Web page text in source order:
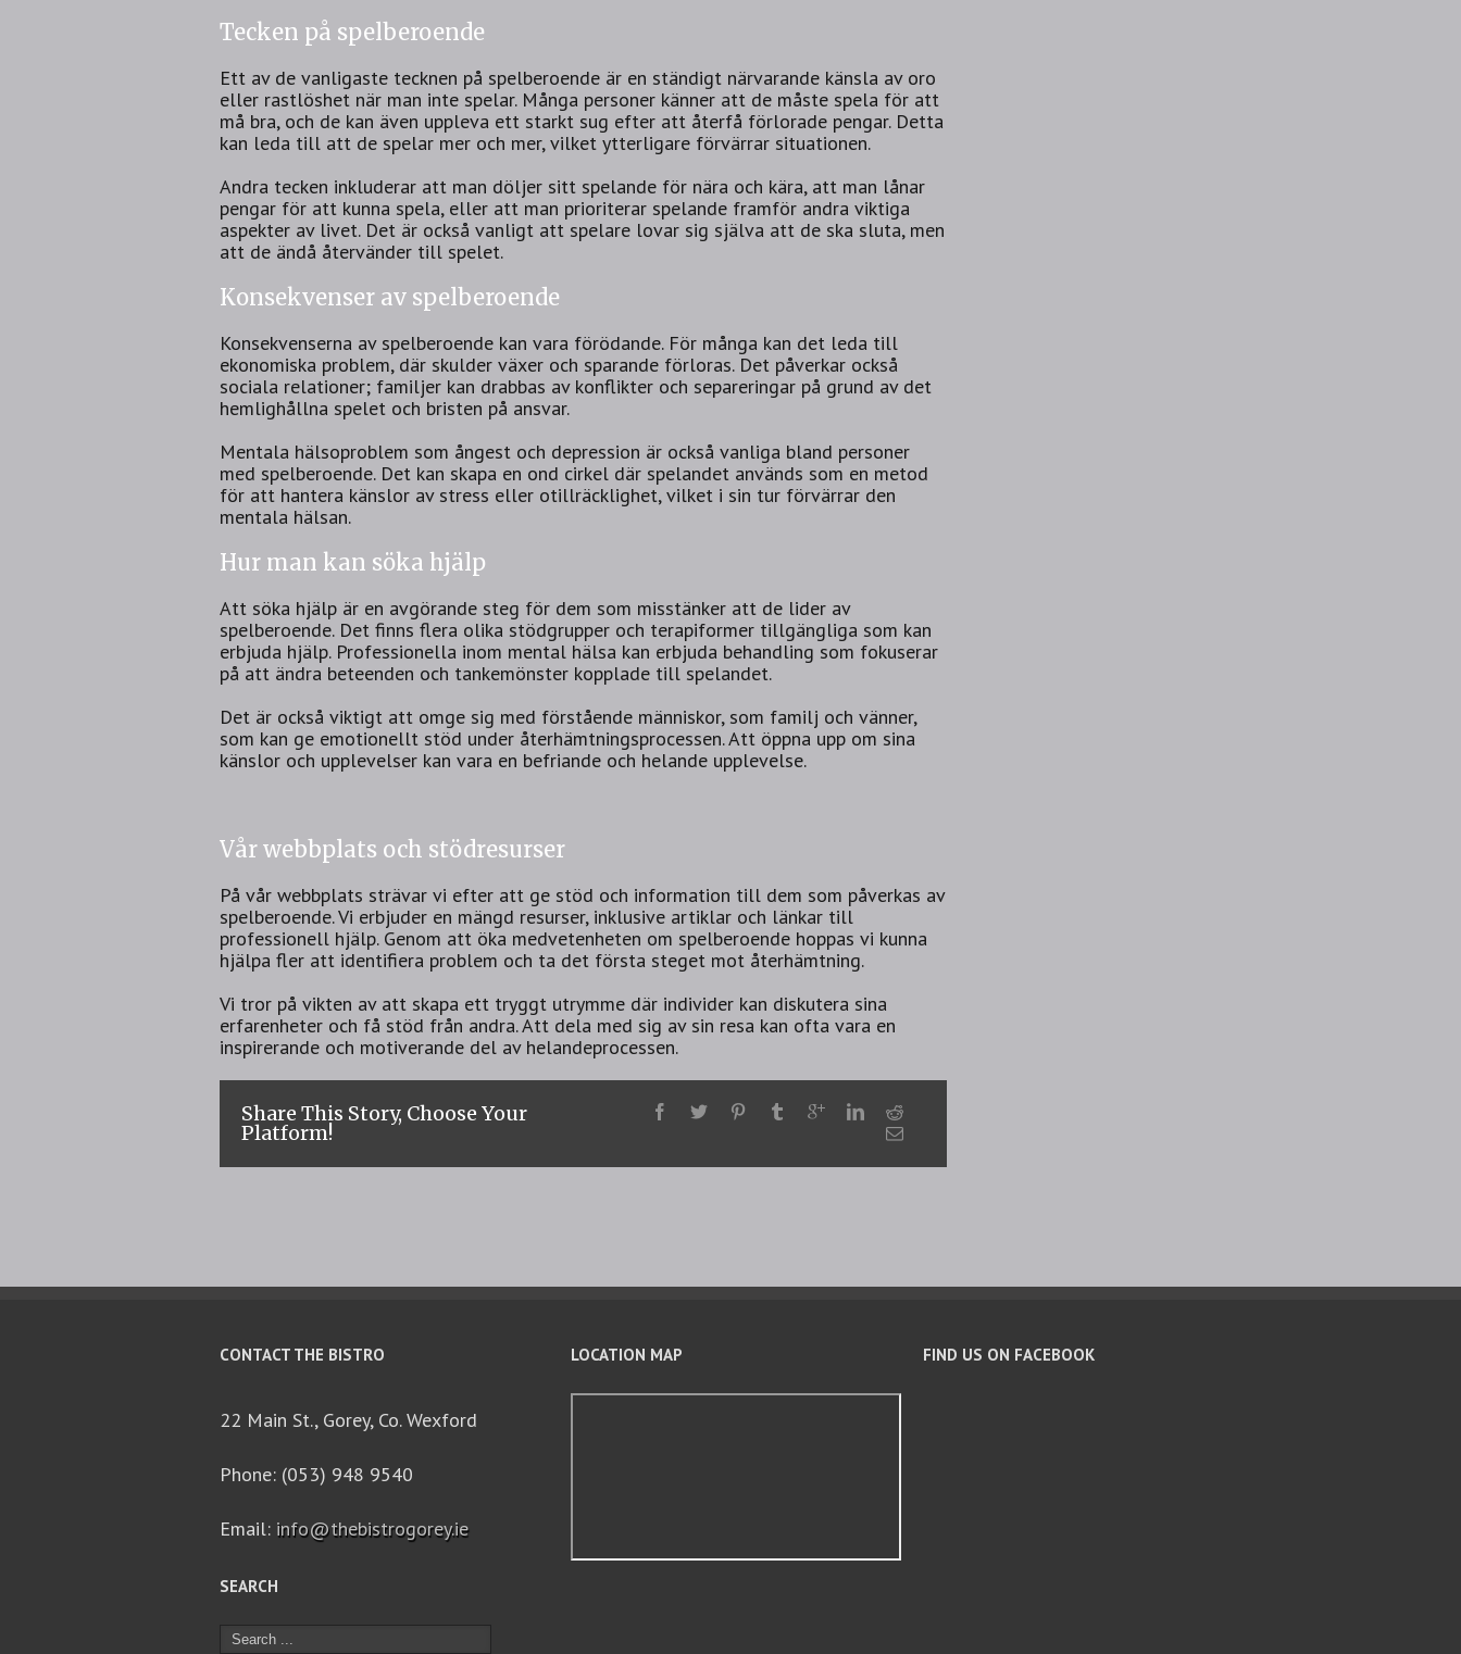
Tecken på spelberoende
Ett av de vanligaste tecknen på spelberoende är en ständigt närvarande känsla av oro
eller rastlöshet när man inte spelar. Många personer känner att de måste spela för att
må bra, och de kan även uppleva ett starkt sug efter att återfå förlorade pengar. Detta
kan leda till att de spelar mer och mer, vilket ytterligare förvärrar situationen.
Andra tecken inkluderar att man döljer sitt spelande för nära och kära, att man lånar
pengar för att kunna spela, eller att man prioriterar spelande framför andra viktiga
aspekter av livet. Det är också vanligt att spelare lovar sig själva att de ska sluta, men
att de ändå återvänder till spelet.
Konsekvenser av spelberoende
Konsekvenserna av spelberoende kan vara förödande. För många kan det leda till
ekonomiska problem, där skulder växer och sparande förloras. Det påverkar också
sociala relationer; familjer kan drabbas av konflikter och separeringar på grund av det
hemlighållna spelet och bristen på ansvar.
Mentala hälsoproblem som ångest och depression är också vanliga bland personer
med spelberoende. Det kan skapa en ond cirkel där spelandet används som en metod
för att hantera känslor av stress eller otillräcklighet, vilket i sin tur förvärrar den
mentala hälsan.
Hur man kan söka hjälp
Att söka hjälp är en avgörande steg för dem som misstänker att de lider av
spelberoende. Det finns flera olika stödgrupper och terapiformer tillgängliga som kan
erbjuda hjälp. Professionella inom mental hälsa kan erbjuda behandling som fokuserar
på att ändra beteenden och tankemönster kopplade till spelandet.
Det är också viktigt att omge sig med förstående människor, som familj och vänner,
som kan ge emotionellt stöd under återhämtningsprocessen. Att öppna upp om sina
känslor och upplevelser kan vara en befriande och helande upplevelse.
Vår webbplats och stödresurser
På vår webbplats strävar vi efter att ge stöd och information till dem som påverkas av
spelberoende. Vi erbjuder en mängd resurser, inklusive artiklar och länkar till
professionell hjälp. Genom att öka medvetenheten om spelberoende hoppas vi kunna
hjälpa fler att identifiera problem och ta det första steget mot återhämtning.
Vi tror på vikten av att skapa ett tryggt utrymme där individer kan diskutera sina
erfarenheter och få stöd från andra. Att dela med sig av sin resa kan ofta vara en
inspirerande och motiverande del av helandeprocessen.
Share This Story, Choose Your
Platform!
CONTACT THE BISTRO
22 Main St., Gorey, Co. Wexford
Phone: (053) 948 9540
Email: info@thebistrogorey.ie
SEARCH
LOCATION MAP FIND US ON FACEBOOK